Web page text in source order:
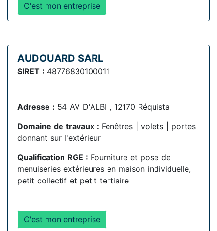
C'est mon entreprise
AUDOUARD SARL
SIRET : 48776830100011
Adresse : 54 AV D'ALBI , 12170 Réquista
Domaine de travaux : Fenêtres | volets | portes
donnant sur l'extérieur
Qualification RGE : Fourniture et pose de
menuiseries extérieures en maison individuelle,
petit collectif et petit tertiaire
C'est mon entreprise